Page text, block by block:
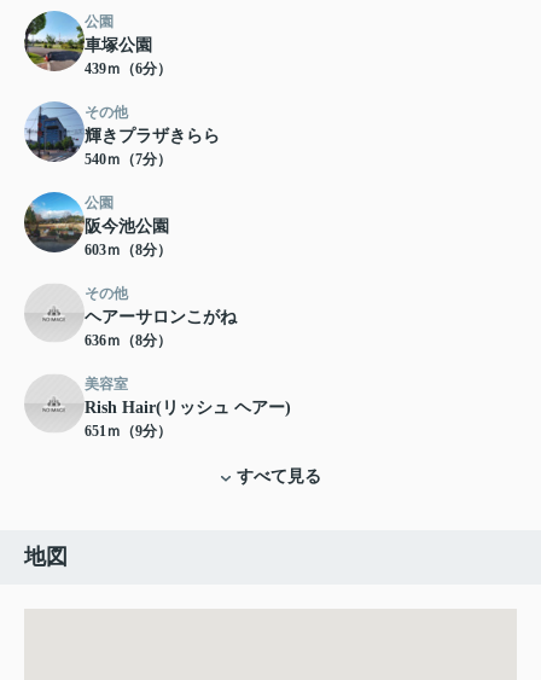
公園
車塚公園
439ｍ（6分）
その他
輝きプラザきらら
540ｍ（7分）
公園
阪今池公園
603ｍ（8分）
その他
ヘアーサロンこがね
636ｍ（8分）
美容室
Rish Hair(リッシュ ヘアー)
651ｍ（9分）
すべて見る
地図